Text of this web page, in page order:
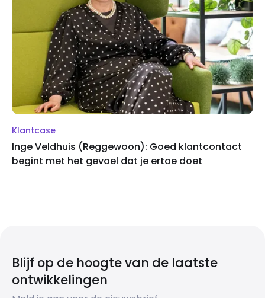
Klantcase
Inge Veldhuis (Reggewoon): Goed klantcontact
begint met het gevoel dat je ertoe doet
Blijf op de hoogte van de laatste
ontwikkelingen